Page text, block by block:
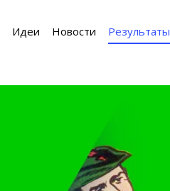
Идеи Новости Результаты